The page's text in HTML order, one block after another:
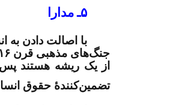
۵ـ مدارا
با اصالت دادن به
از یک ریشه هستند پس
تضمین‌کنندۀ حقوق